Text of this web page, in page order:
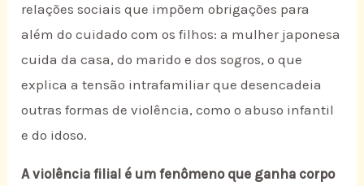
relações sociais que impõem obrigações para
além do cuidado com os filhos: a mulher japonesa
cuida da casa, do marido e dos sogros, o que
explica a tensão intrafamiliar que desencadeia
outras formas de violência, como o abuso infantil
e do idoso.
A violência filial é um fenômeno que ganha corpo